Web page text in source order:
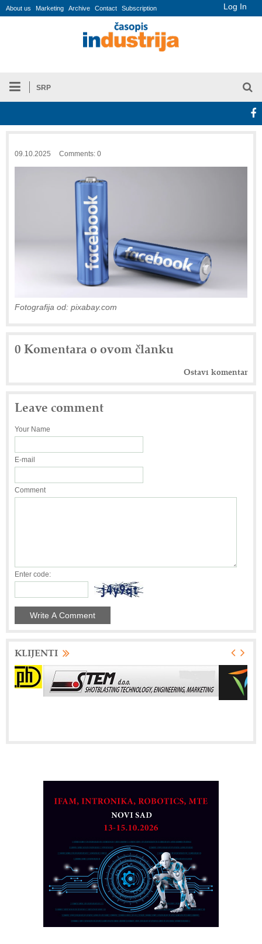
Log In
About us Marketing Archive Contact Subscription
SRP
09.10.2025 Comments: 0
Fotografija od: pixabay.com
0 Komentara o ovom članku
Ostavi komentar
Leave comment
Your Name
E-mail
Comment
Enter code:
KLIJENTI